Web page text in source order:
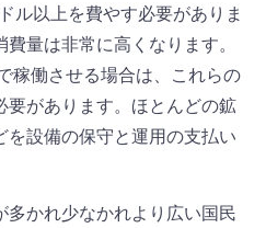
ル以上を費やす必要がありま
量は非常に高くなります。
稼働させる場合は、これらの
要があります。ほとんどの鉱
設備の保守と運用の支払い
多かれ少なかれより広い国民